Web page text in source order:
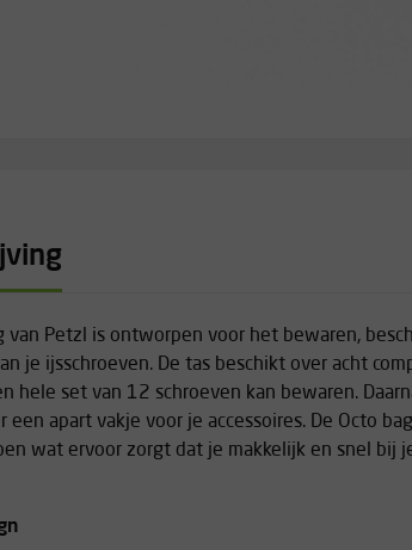
van Petzl is ontworpen voor het bewaren,
je ijsschroeven. De tas beschikt over acht
hele set van 12 schroeven kan bewaren.
een apart vakje voor je accessoires. De Octo
wat ervoor zorgt dat je makkelijk en snel bij